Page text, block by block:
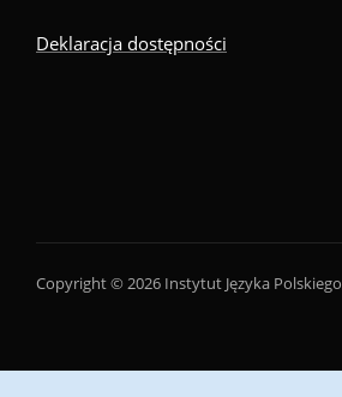
Deklaracja dostępności
Copyright © 2026 Instytut Języka Polskiego